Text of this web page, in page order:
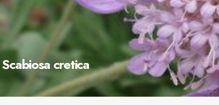
Scabiosa cretica